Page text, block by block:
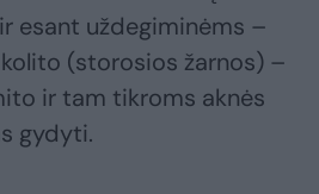
esant uždegiminėms –
(storosios žarnos) –
ir tam tikroms aknės
gydyti.